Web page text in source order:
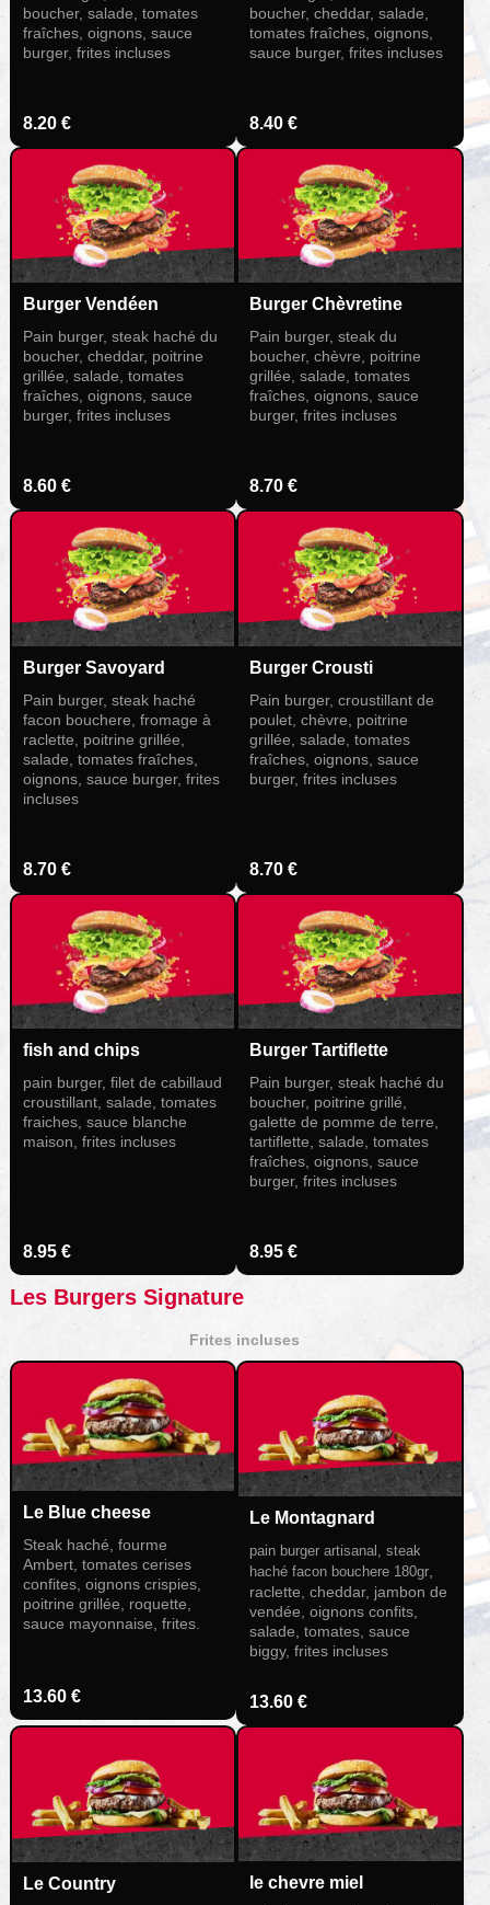
boucher, salade, tomates
fraîches, oignons, sauce
burger, frites incluses
8.20 €
boucher, cheddar, salade,
tomates fraîches, oignons,
sauce burger, frites incluses
8.40 €
Burger Vendéen
Pain burger, steak haché du
boucher, cheddar, poitrine
grillée, salade, tomates
fraîches, oignons, sauce
burger, frites incluses
8.60 €
Burger Chèvretine
Pain burger, steak du
boucher, chèvre, poitrine
grillée, salade, tomates
fraîches, oignons, sauce
burger, frites incluses
8.70 €
Burger Savoyard
Pain burger, steak haché
facon bouchere, fromage à
raclette, poitrine grillée,
salade, tomates fraîches,
oignons, sauce burger, frites
incluses
8.70 €
Burger Crousti
Pain burger, croustillant de
poulet, chèvre, poitrine
grillée, salade, tomates
fraîches, oignons, sauce
burger, frites incluses
8.70 €
fish and chips
pain burger, filet de cabillaud
croustillant, salade, tomates
fraiches, sauce blanche
maison, frites incluses
8.95 €
Burger Tartiflette
Pain burger, steak haché du
boucher, poitrine grillé,
galette de pomme de terre,
tartiflette, salade, tomates
fraîches, oignons, sauce
burger, frites incluses
8.95 €
Les Burgers Signature
Frites incluses
Le Blue cheese
Steak haché, fourme
Ambert, tomates cerises
confites, oignons crispies,
poitrine grillée, roquette,
sauce mayonnaise, frites.
13.60 €
Le Montagnard
pain burger artisanal, steak
haché facon bouchere 180gr,
raclette, cheddar, jambon de
vendée, oignons confits,
salade, tomates, sauce
biggy, frites incluses
13.60 €
Le Country le chevre miel